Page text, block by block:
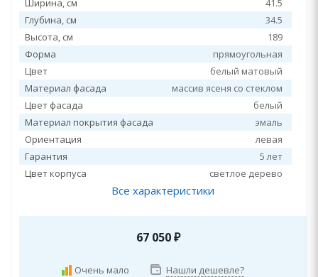
Ширина, см
41.5
Глубина, см
34.5
Высота, см
189
Форма
прямоугольная
Цвет
белый матовый
Материал фасада
массив ясеня со стеклом
Цвет фасада
белый
Материал покрытия фасада
эмаль
Ориентация
левая
Гарантия
5 лет
Цвет корпуса
светлое дерево
Все характеристики
67 050₽
Очень мало Нашли дешевле?